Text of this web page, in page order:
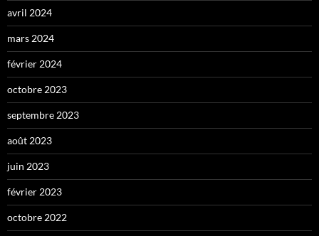
avril 2024
mars 2024
février 2024
octobre 2023
septembre 2023
août 2023
juin 2023
février 2023
octobre 2022